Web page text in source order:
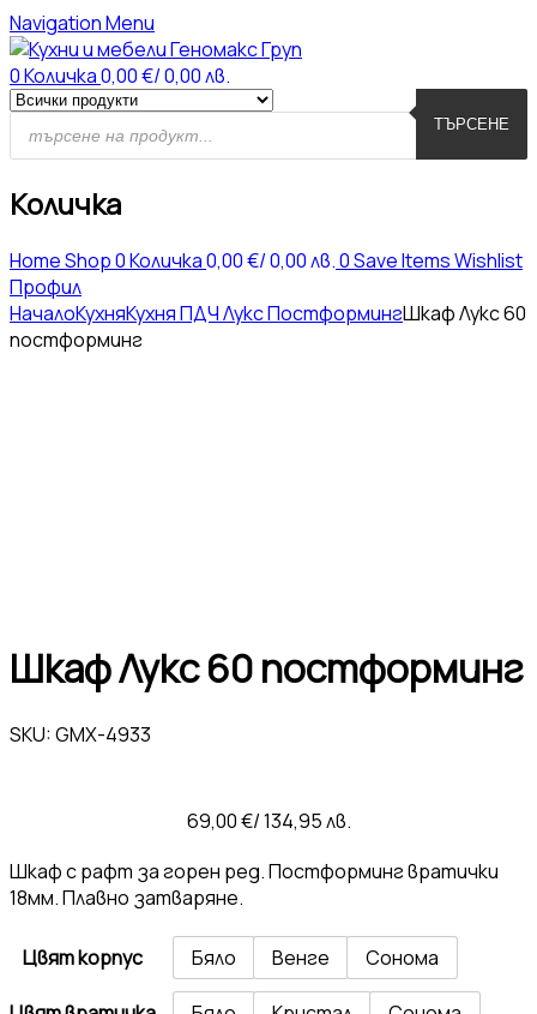
NavigationMenu
0Количка0,00€/ 0,00 лв.
ТЪРСЕНЕ
Количка
HomeShop0Количка0,00€/ 0,00 лв.0Save ItemsWishlist
Профил
НачалоКухняКухня ПДЧ Лукс ПостформингШкаф Лукс 60
постформинг
Шкаф Лукс 60 постформинг
SKU:GMX-4933
69,00€/ 134,95 лв.
Шкаф с рафт за горен ред. Постформинг вратички
18мм. Плавно затваряне.
Цвят корпус Бяло Венге Сонома